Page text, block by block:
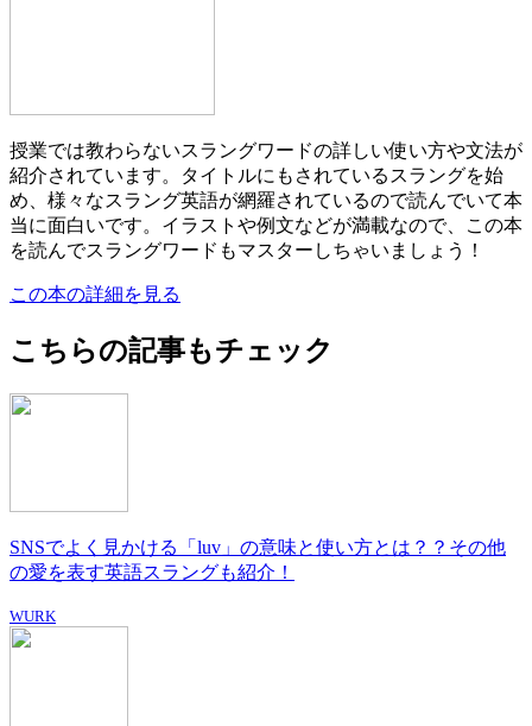
授業では教わらないスラングワードの詳しい使い方や文法が
紹介されています。タイトルにもされているスラングを始
め、様々なスラング英語が網羅されているので読んでいて本
当に面白いです。イラストや例文などが満載なので、この本
を読んでスラングワードもマスターしちゃいましょう！
この本の詳細を見る
こちらの記事もチェック
SNSでよく見かける「luv」の意味と使い方とは？？その他
の愛を表す英語スラングも紹介！
WURK